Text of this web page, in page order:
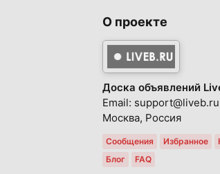
О проекте
Доска объявлений
Email: support@liveb.ru
Москва, Россия
Сообщения Избранное
Блог
FAQ